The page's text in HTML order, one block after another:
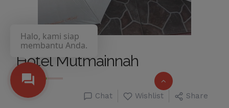
Hotel Mutmainnah
Chat Wishlist Share
Halo, kami siap
membantu Anda.